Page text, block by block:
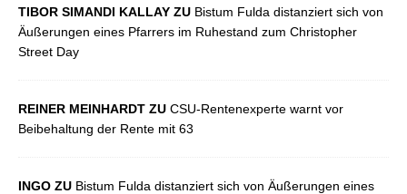
TIBOR SIMANDI KALLAY ZU Bistum Fulda distanziert sich von
Äußerungen eines Pfarrers im Ruhestand zum Christopher
Street Day
REINER MEINHARDT ZU CSU-Rentenexperte warnt vor
Beibehaltung der Rente mit 63
INGO ZU Bistum Fulda distanziert sich von Äußerungen eines